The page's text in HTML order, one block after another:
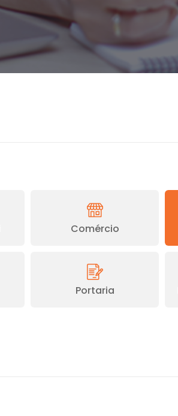
Comércio
Portaria